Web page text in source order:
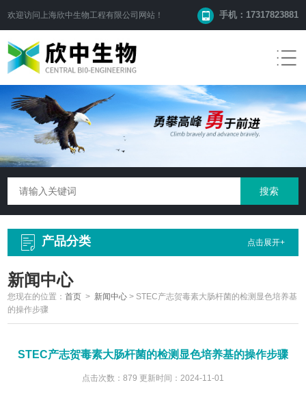
欢迎访问 上海欣中生物工程有限公司 网站！ 手机：17317823881
产品分类 点击展开+
新闻中心
您现在的位置：首页 > 新闻中心 > STEC产志贺毒素大肠杆菌的检测显色培养基
的操作步骤
STEC产志贺毒素大肠杆菌的检测显色培养基的操作步骤
点击次数：879 更新时间：2024-11-01